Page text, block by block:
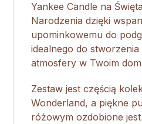
Yankee Candle na
Narodzenia dzięki
upominkowemu do
idealnego do
atmosfery w Twoim
Zestaw jest częścią
Wonderland, a piękne
różowym ozdobione jest